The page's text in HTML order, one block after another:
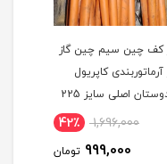
کف چین سیم چین گاز
آرماتوربندی کاپریول
هندوستان اصلی سایز 225
1,696,000 42٪
999,000 تومان